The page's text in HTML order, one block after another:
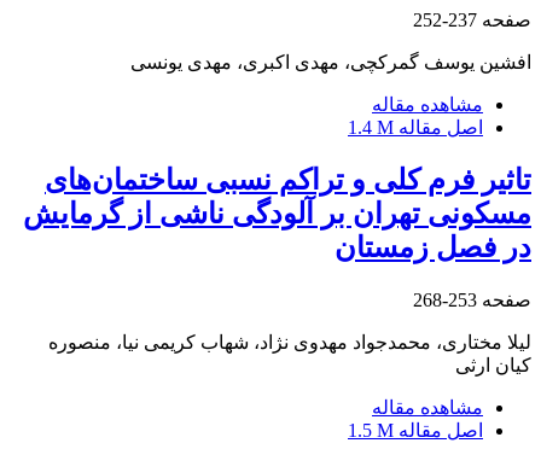
صفحه 237-252
افشین یوسف گمرکچی، مهدی اکبری، مهدی یونسی
مشاهده مقاله
اصل مقاله 1.4 M
تاثیر فرم کلی و تراکم نسبی ساختمان‌های
مسکونی تهران بر آلودگی ناشی از گرمایش
در فصل زمستان
صفحه 253-268
لیلا مختاری، محمدجواد مهدوی نژاد، شهاب کریمی نیا، منصوره
کیان ارثی
مشاهده مقاله
اصل مقاله 1.5 M